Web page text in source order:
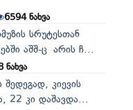
6594ნახვა
სრუტესთან
აშშ-ც არის ჩ...
ნახვა
შედეგად, კიევის
22 კი დაშავდა...